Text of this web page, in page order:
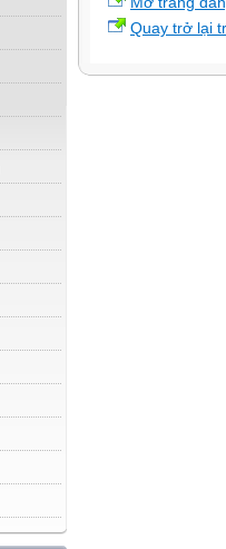
Quay trở lại